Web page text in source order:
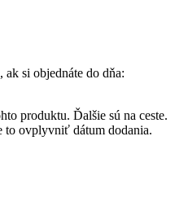
, ak si objednáte do dňa:
produktu. Ďalšie sú na ceste.
to ovplyvniť dátum dodania.